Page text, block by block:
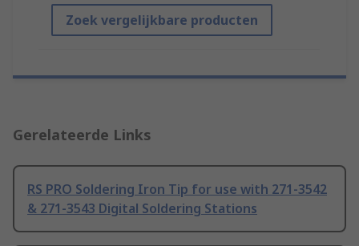
Zoek vergelijkbare producten
Gerelateerde Links
RS PRO Soldering Iron Tip for use with 271-3542
& 271-3543 Digital Soldering Stations